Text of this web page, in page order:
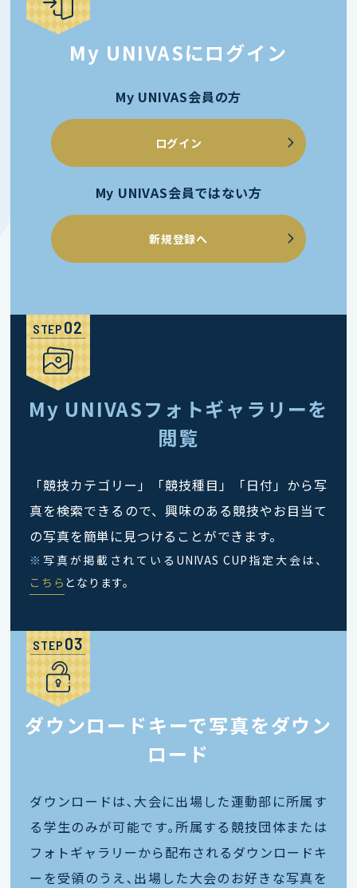
My UNIVASにログイン
My UNIVAS会員の方
ログイン
My UNIVAS会員ではない方
新規登録へ
STEP
My UNIVASフォトギャラリーを
閲覧
「競技カテゴリー」「競技種目」「日付」から写
真を検索できるので、興味のある競技やお目当て
の写真を簡単に見つけることができます。
※ 写真が掲載されているUNIVAS CUP指定大会は、
こちら となります。
STEP
ダウンロードキーで写真をダウン
ロード
ダウンロードは､大会に出場した運動部に所属す
る学生のみが可能です｡所属する競技団体または
フォトギャラリーから配布されるダウンロードキ
ーを受領のうえ､出場した大会のお好きな写真を